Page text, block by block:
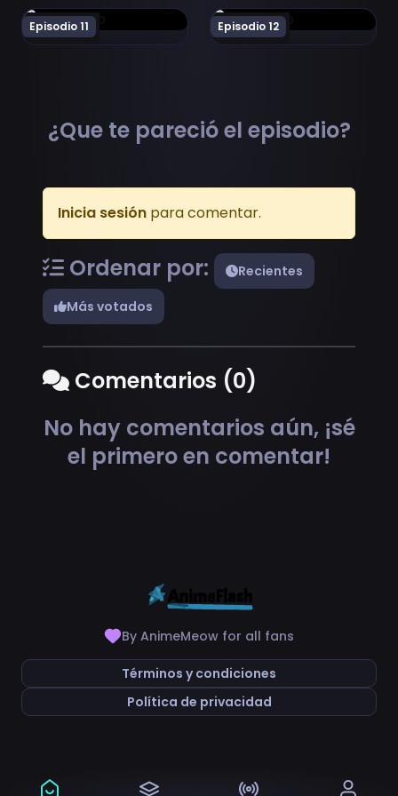
Episodio 11
Ver Kono Kaisha ni Suki na Hito ga Imasu Episodio 11
Episodio 12
Ver Kono Kaisha ni Suki na
¿Que te pareció el episodio?
Inicia sesión para comentar.
Ordenar por:
Recientes
Más votados
Comentarios (0)
No hay comentarios aún, ¡sé
el primero en comentar!
By AnimeMeow for all fans
Términos y condiciones
Política de privacidad